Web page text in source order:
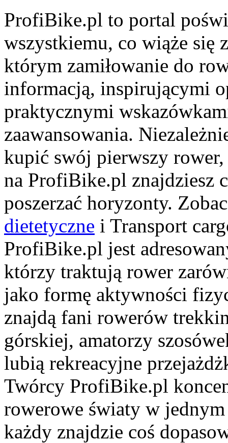
ProfiBike.pl to portal
wszystkiemu, co wiąże się
którym zamiłowanie do
informacją, inspirującymi
praktycznymi
zaawansowania.
kupić swój pierwszy
na ProfiBike.pl znajdziesz
poszerzać horyzonty.
dietetyczne i Transport
ProfiBike.pl jest
którzy traktują rower
jako formę aktywności
znajdą fani rowerów
górskiej, amatorzy
lubią rekreacyjne
Twórcy ProfiBike.pl
rowerowe światy w
każdy znajdzie coś